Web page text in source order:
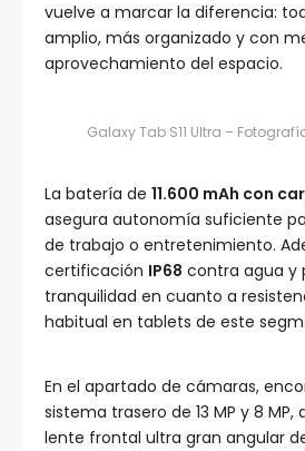
vuelve a marcar la diferencia:
amplio, más organizado y con
aprovechamiento del espacio.
Galaxy Tab S11 Ultra –
La batería de 11.600 mAh con
asegura autonomía suficiente
de trabajo o entretenimiento.
certificación IP68 contra agua y
tranquilidad en cuanto a
habitual en tablets de este
En el apartado de cámaras,
sistema trasero de 13 MP y 8
lente frontal ultra gran angular